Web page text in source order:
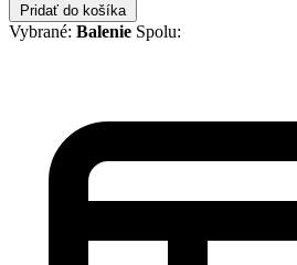
Pridať do košíka
Vybrané: Balenie Spolu: